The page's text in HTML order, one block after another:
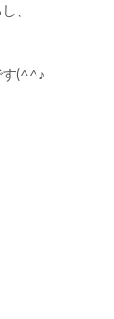
、
す(^^♪